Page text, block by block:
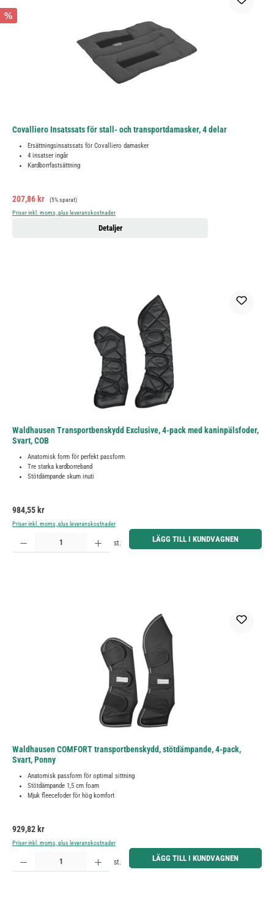
%
Covalliero Insatssats för stall- och transportdamasker, 4 delar
Ersättningsinsatssats för Covalliero damasker
4 insatser ingår
Kardborrfastsättning
Försäljningspris:
207,86 kr Ordinarie pris:
(5% sparat)
Priser inkl. moms, plus leveranskostnader
Detaljer
Waldhausen Transportbenskydd Exclusive, 4-pack med kaninpälsfoder,
Svart, COB
Anatomisk form för perfekt passform
Tre starka kardborreband
Stötdämpande skum inuti
Ordinarie pris:
984,55 kr
Priser inkl. moms, plus leveranskostnader
Produktkvantitet: Ange önskat belopp eller använd knapparna för att öka eller minska kvantiteten.
st. LÄGG TILL I KUNDVAGNEN
Waldhausen COMFORT transportbenskydd, stötdämpande, 4-pack,
Svart, Ponny
Anatomisk passform för optimal sittning
Stötdämpande 1,5 cm foam
Mjuk fleecefoder för hög komfort
Ordinarie pris:
929,82 kr
Priser inkl. moms, plus leveranskostnader
Produktkvantitet: Ange önskat belopp eller använd knapparna för att öka eller minska kvantiteten.
st. LÄGG TILL I KUNDVAGNEN